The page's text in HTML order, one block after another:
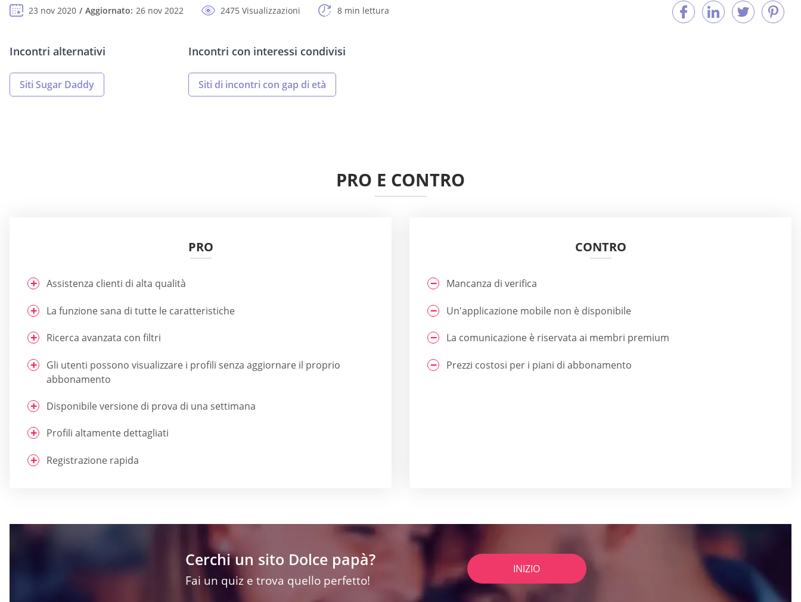
23 nov 2020 Aggiornato: 26 nov 2022 2475 Visualizzazioni 8 min lettura
Incontri alternativi
Siti Sugar Daddy
Incontri con interessi condivisi
Siti di incontri con gap di età
PRO E CONTRO
PRO
Assistenza clienti di alta qualità
La funzione sana di tutte le caratteristiche
Ricerca avanzata con filtri
Gli utenti possono visualizzare i profili senza aggiornare il proprio
abbonamento
Disponibile versione di prova di una settimana
Profili altamente dettagliati
Registrazione rapida
CONTRO
Mancanza di verifica
Un'applicazione mobile non è disponibile
La comunicazione è riservata ai membri premium
Prezzi costosi per i piani di abbonamento
Cerchi un sito Dolce papà?
Fai un quiz e trova quello perfetto!
INIZIO